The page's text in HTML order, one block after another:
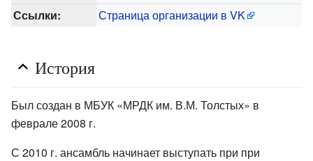
Ссылки: Страница организации в VK
История
Был создан в МБУК «МРДК им. В.М. Толстых» в
феврале 2008 г.
С 2010 г. ансамбль начинает выступать при при